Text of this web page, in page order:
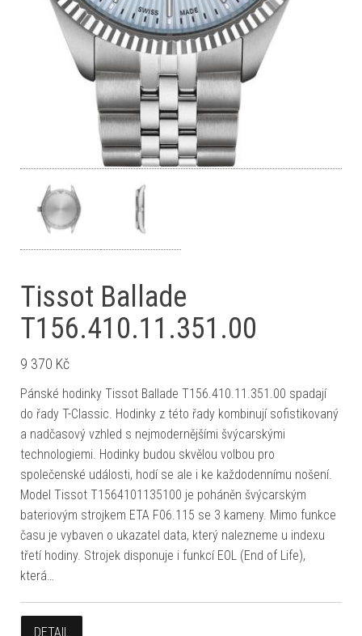
Tissot Ballade
T156.410.11.351.00
9 370 Kč
Pánské hodinky Tissot Ballade T156.410.11.351.00 spadají
do řady T-Classic. Hodinky z této řady kombinují sofistikovaný
a nadčasový vzhled s nejmodernějšími švýcarskými
technologiemi. Hodinky budou skvělou volbou pro
společenské události, hodí se ale i ke každodennímu nošení.
Model Tissot T1564101135100 je poháněn švýcarským
bateriovým strojkem ETA F06.115 se 3 kameny. Mimo funkce
času je vybaven o ukazatel data, který nalezneme u indexu
třetí hodiny. Strojek disponuje i funkcí EOL (End of Life),
která…
DETAIL